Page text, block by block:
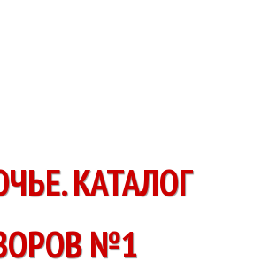
КАТАЛОГ
№1